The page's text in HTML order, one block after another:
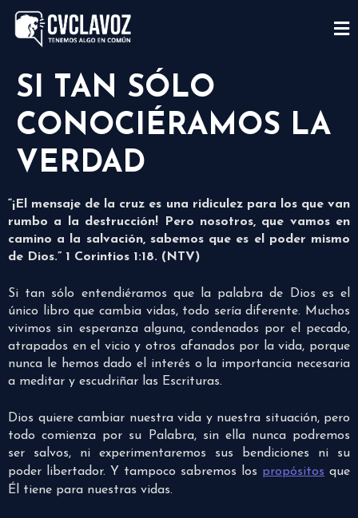
SI TAN SÓLO
CONOCIÉRAMOS LA
VERDAD
“¡El mensaje de la cruz es una ridiculez para los que van
rumbo a la destrucción! Pero nosotros, que vamos en
camino a la salvación, sabemos que es el poder mismo
de Dios.” 1 Corintios 1:18. (NTV)
Si tan sólo entendiéramos que la palabra de Dios es el
único libro que cambia vidas, todo sería diferente. Muchos
vivimos sin esperanza alguna, condenados por el pecado,
atrapados en el vicio y otros afanados por la vida, porque
nunca le hemos dado el interés o la importancia necesaria
a meditar y escudriñar las Escrituras.
Dios quiere cambiar nuestra vida y nuestra situación, pero
todo comienza por su Palabra, sin ella nunca podremos
ser salvos, ni experimentaremos sus bendiciones ni su
poder libertador. Y tampoco sabremos los propósitos que
Él tiene para nuestras vidas.